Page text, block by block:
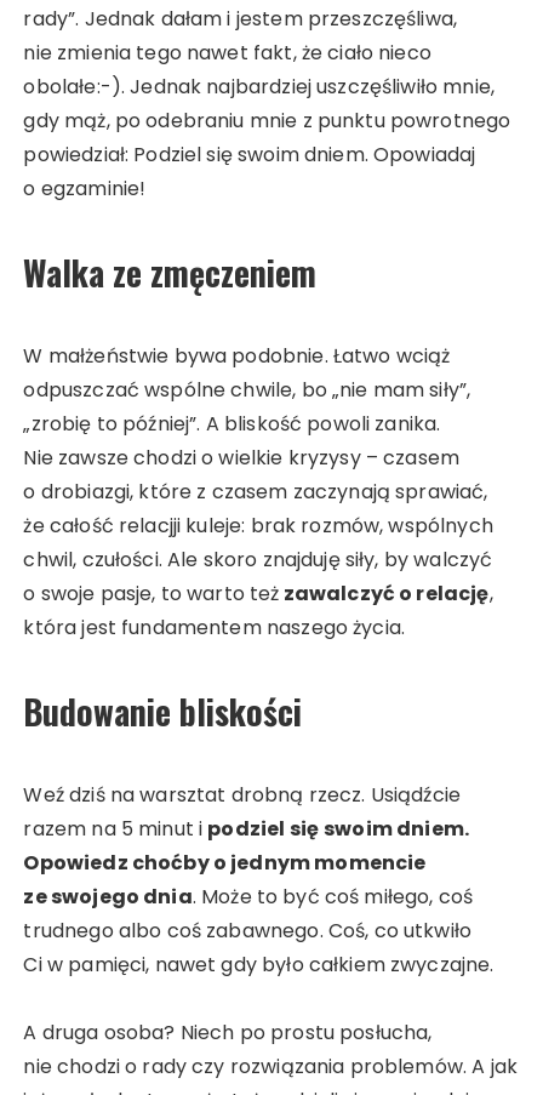
rady”. Jednak dałam i jestem przeszczęśliwa,
nie zmienia tego nawet fakt, że ciało nieco
obolałe:-). Jednak najbardziej uszczęśliwiło mnie,
gdy mąż, po odebraniu mnie z punktu powrotnego
powiedział: Podziel się swoim dniem. Opowiadaj
o egzaminie!
Walka ze zmęczeniem
W małżeństwie bywa podobnie. Łatwo wciąż
odpuszczać wspólne chwile, bo „nie mam siły”,
„zrobię to później”. A bliskość powoli zanika.
Nie zawsze chodzi o wielkie kryzysy – czasem
o drobiazgi, które z czasem zaczynają sprawiać,
że całość relacjji kuleje: brak rozmów, wspólnych
chwil, czułości. Ale skoro znajduję siły, by walczyć
o swoje pasje, to warto też zawalczyć o relację,
która jest fundamentem naszego życia.
Budowanie bliskości
Weź dziś na warsztat drobną rzecz. Usiądźcie
razem na 5 minut i podziel sięswoim dniem.
Opowiedz choćby o jednym momencie
ze swojego dnia. Może to być coś miłego, coś
trudnego albo coś zabawnego. Coś, co utkwiło
Ci w pamięci, nawet gdy było całkiem zwyczajne.
A druga osoba? Niech po prostu posłucha,
nie chodzi o rady czy rozwiązania problemów. A jak